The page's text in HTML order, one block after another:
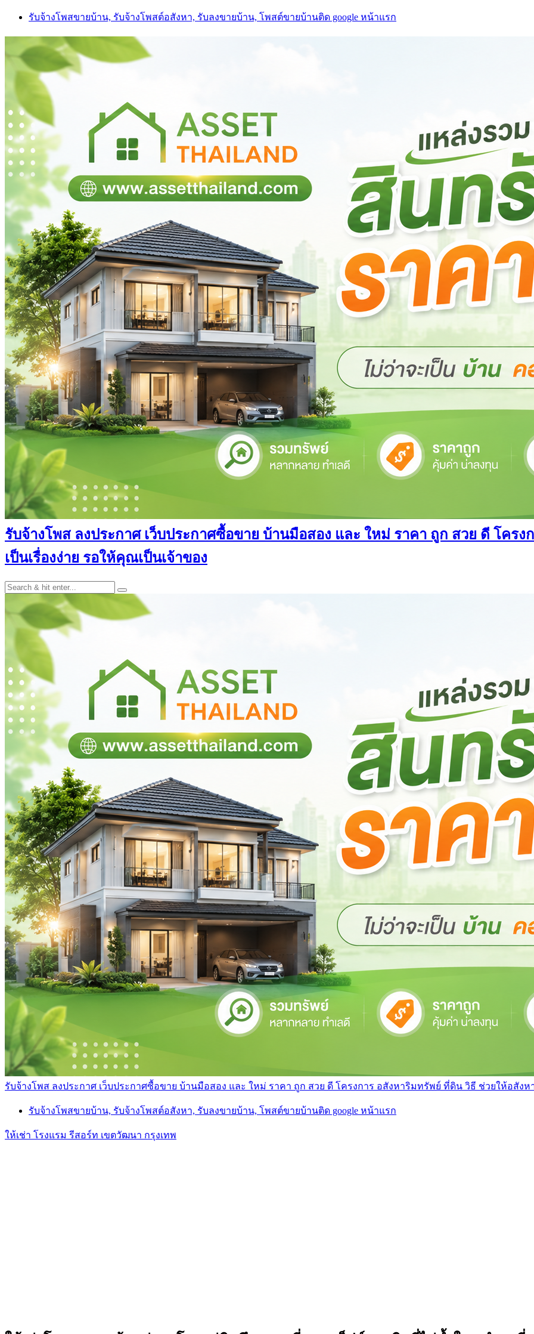
Skip
content
รับจ้างโพสขายบ้าน, รับจ้างโพสต์อสังหา, รับลงขายบ้าน, โพสต์ขายบ้านติด google หน้าแรก
รับจ้างโพส ลงประกาศ เว็บประกาศซื้อขาย บ้านมือสอง และ ใหม่ ราคา ถูก สวย ดี โคร
เป็นเรื่องง่าย รอให้คุณเป็นเจ้าของ
รับจ้างโพส ลงประกาศ เว็บประกาศซื้อขาย บ้านมือสอง และ ใหม่ ราคา ถูก สวย ดี โครงการ อสังหาริมทรัพย์ ที่ดิน วิธี ช่วยให้อสังห
รับจ้างโพสขายบ้าน, รับจ้างโพสต์อสังหา, รับลงขายบ้าน, โพสต์ขายบ้านติด google หน้าแรก
ให้เช่า โรงแรม รีสอร์ท เขตวัฒนา กรุงเทพ